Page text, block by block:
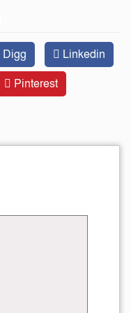
Digg
Linkedin
Pinterest